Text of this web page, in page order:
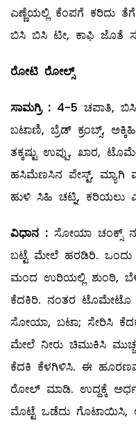
ಎಣ್ಣೆಯಲ್ಲಿ ಕೆಂಪಗೆ ಕರಿದು
ಬಿಸಿ ಬಿಸಿ ಟೀ, ಕಾಫಿ ಜೊತೆ
ರೋಟಿ ರೋಲ್ಸ್
ಸಾಮಗ್ರಿ: 4-5 ಚಪಾತಿ,
ಬಟಾಣಿ, ಬ್ರೆಡ್‌ ಕ್ರಂಬ್ಸ್,
ತಕ್ಕಷ್ಟು ಉಪ್ಪು, ಖಾರ,
ಹಸಿಮೆಣಸಿನ ಪೇಸ್ಟ್, ಮ್ಯಾಗಿ
ಹುಳಿ ಸಿಹಿ ಚಟ್ನಿ, ಕರಿಯಲು
ವಿಧಾನ : ಸೋಯಾ ಚಂಕ್ಸ್
ಬಟ್ಟೆ ಮೇಲೆ ಹರಡಿರಿ. ಒಂದು
ಮಂದ ಉರಿಯಲ್ಲಿ ಶುಂಠಿ,
ಕೆದಕಿರಿ. ನಂತರ ಟೊಮೇಟೊ
ಸೋಯಾ, ಬಟಾ; ಸೇರಿಸಿ
ಮೇಲೆ ನೀರು ಚಿಮುಕಿಸಿ
ಕೆದಕಿ ಕೆಳಗಿಳಿಸಿ. ಈ
ರೋಲ್ ‌ಮಾಡಿ. ಉದ್ದಕ್ಕೆ ಅರ್ಧ
ಮೊಟ್ಟೆ ಒಡೆದು ಗೊಟಾಯಿಸಿ,